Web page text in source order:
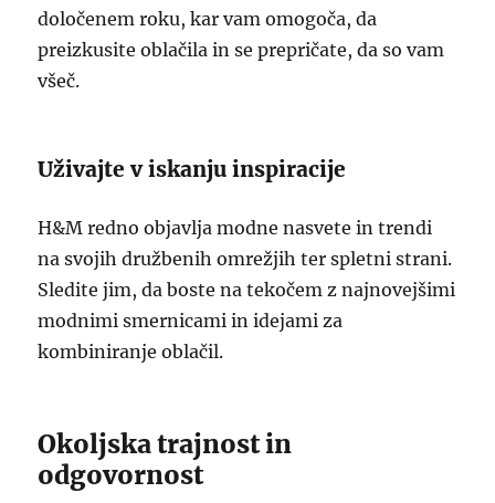
določenem roku, kar vam omogoča, da
preizkusite oblačila in se prepričate, da so vam
všeč.
Uživajte v iskanju inspiracije
H&M redno objavlja modne nasvete in trendi
na svojih družbenih omrežjih ter spletni strani.
Sledite jim, da boste na tekočem z najnovejšimi
modnimi smernicami in idejami za
kombiniranje oblačil.
Okoljska trajnost in
odgovornost